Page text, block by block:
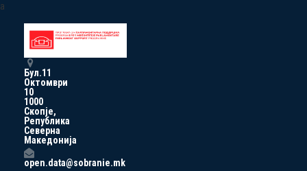
a
Бул.11
Октомври
10
1000
Скопје,
Република
Северна
Македонија
open.data@sobranie.mk